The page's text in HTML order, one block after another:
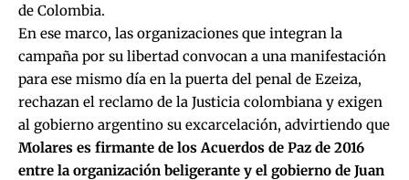
de Colombia.
En ese marco, las organizaciones que integran la
campaña por su libertad convocan a una manifestación
para ese mismo día en la puerta del penal de Ezeiza,
rechazan el reclamo de la Justicia colombiana y exigen
al gobierno argentino su excarcelación, advirtiendo que
Molares es firmante de los Acuerdos de Paz de 2016
entre la organización beligerante y el gobierno de Juan